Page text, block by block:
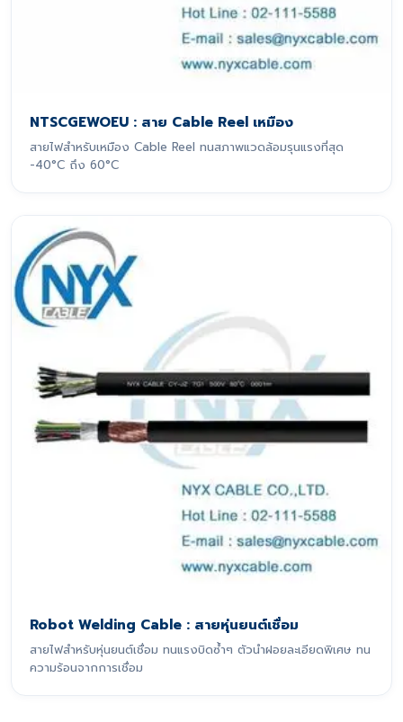
NTSCGEWOEU : สาย Cable Reel เหมือง
สายไฟสำหรับเหมือง Cable Reel ทนสภาพแวดล้อมรุนแรงที่สุด
-40°C ถึง 60°C
Robot Welding Cable : สายหุ่นยนต์เชื่อม
สายไฟสำหรับหุ่นยนต์เชื่อม ทนแรงบิดซ้ำๆ ตัวนำฝอยละเอียดพิเศษ ทน
ความร้อนจากการเชื่อม